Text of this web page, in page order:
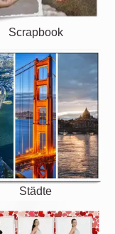
Scrapbook
Städte